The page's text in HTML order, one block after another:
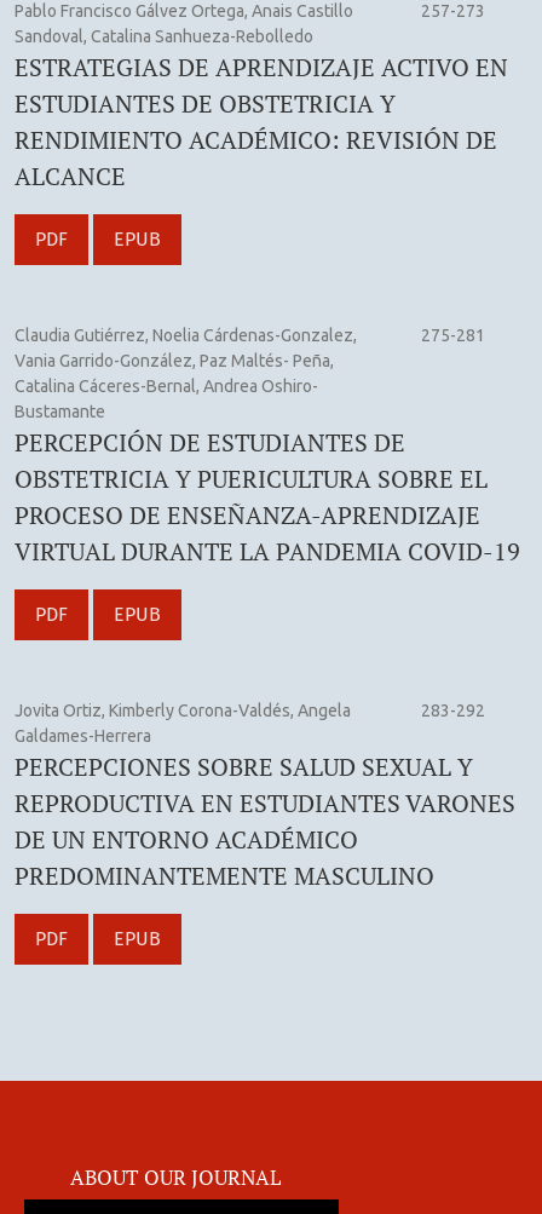
Pablo Francisco Gálvez Ortega, Anais Castillo
Sandoval, Catalina Sanhueza-Rebolledo
257-273
ESTRATEGIAS DE APRENDIZAJE ACTIVO EN
ESTUDIANTES DE OBSTETRICIA Y
RENDIMIENTO ACADÉMICO: REVISIÓN DE
ALCANCE
PDF EPUB
Claudia Gutiérrez, Noelia Cárdenas-Gonzalez,
Vania Garrido-González, Paz Maltés- Peña,
Catalina Cáceres-Bernal, Andrea Oshiro-
Bustamante
275-281
PERCEPCIÓN DE ESTUDIANTES DE
OBSTETRICIA Y PUERICULTURA SOBRE EL
PROCESO DE ENSEÑANZA-APRENDIZAJE
VIRTUAL DURANTE LA PANDEMIA COVID-19
PDF EPUB
Jovita Ortiz, Kimberly Corona-Valdés, Angela
Galdames-Herrera
283-292
PERCEPCIONES SOBRE SALUD SEXUAL Y
REPRODUCTIVA EN ESTUDIANTES VARONES
DE UN ENTORNO ACADÉMICO
PREDOMINANTEMENTE MASCULINO
PDF EPUB
ABOUT OUR JOURNAL